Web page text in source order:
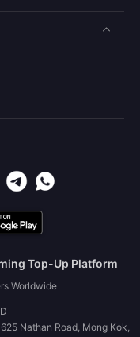
Top-Up Platform
Worldwide
Nathan Road, Mong Kok,